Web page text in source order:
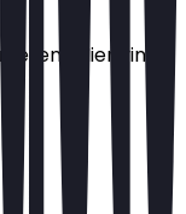
Hier vind